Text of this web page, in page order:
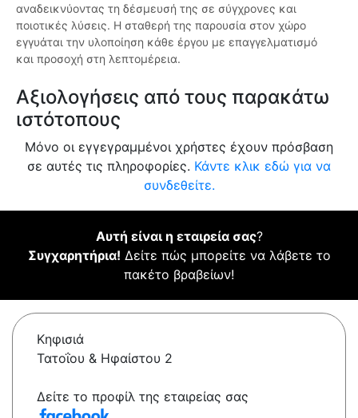
αναδεικνύοντας τη δέσμευσή της σε σύγχρονες και
ποιοτικές λύσεις. Η σταθερή της παρουσία στον χώρο
εγγυάται την υλοποίηση κάθε έργου με επαγγελματισμό
και προσοχή στη λεπτομέρεια.
Αξιολογήσεις από τους παρακάτω
ιστότοπους
Μόνο οι εγγεγραμμένοι χρήστες έχουν πρόσβαση
σε αυτές τις πληροφορίες. Κάντε κλικ εδώ για να
συνδεθείτε.
Αυτή είναι η εταιρεία σας?
Συγχαρητήρια! Δείτε πώς μπορείτε να λάβετε το
πακέτο βραβείων!
Κηφισιά
Τατοΐου & Ηφαίστου 2
Δείτε το προφίλ της εταιρείας σας